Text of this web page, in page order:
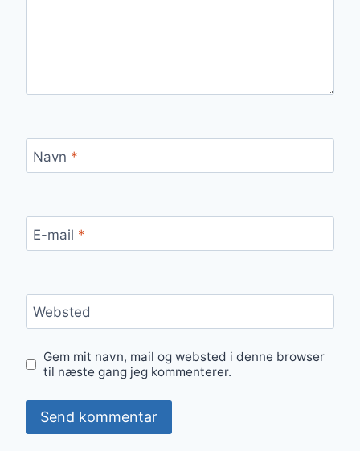
Navn *
E-mail *
Websted
Gem mit navn, mail og websted i denne browser
til næste gang jeg kommenterer.